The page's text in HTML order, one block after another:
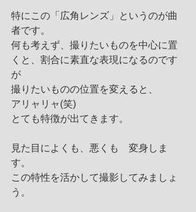
特にこの「広角レンズ」というのが曲
者です。
何も考えず、撮りたいものを中心に置
くと、割合に素直な表現になるのです
が
撮りたいものの位置を変えると、
アリャリャ(笑)
とても特徴が出てきます。
見た目によくも、悪くも　変身しま
す。
この特性を活かして撮影してみましょ
う。